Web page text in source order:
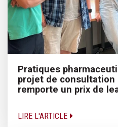
Pratiques
projet de consultation
remporte un prix de
LIRE L'ARTICLE